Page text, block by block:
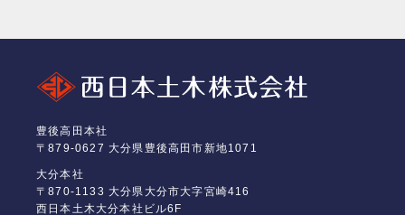
豊後高田本社
〒879-0627 大分県豊後高田市新地1071
大分本社
〒870-1133 大分県大分市大字宮崎416
西日本土木大分本社ビル6F